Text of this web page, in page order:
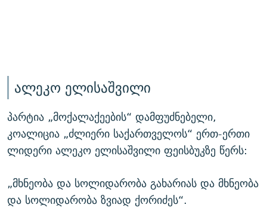
ალეკო ელისაშვილი
პარტია „მოქალაქეების“ დამფუძნებელი,
კოალიცია „ძლიერი საქართველოს“ ერთ-ერთი
ლიდერი ალეკო ელისაშვილი ფეისბუკზე წერს:
„მხნეობა და სოლიდარობა გახარიას და მხნეობა
და სოლიდარობა ზვიად ქორიძეს“.